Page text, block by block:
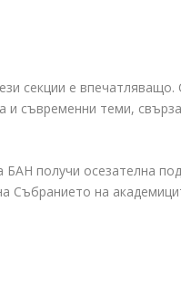
секции е впечатляващо.
и съвременни теми,
БАН получи осезателна
Събранието на